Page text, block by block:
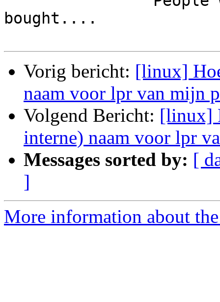
bought....
Vorig bericht: [linux]
naam voor lpr van mijn
Volgend Bericht: [linux]
interne) naam voor lpr
Messages sorted by: [
]
More information about